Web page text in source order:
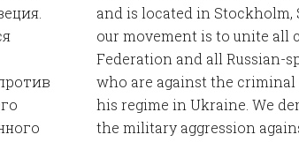
and is located in
our movement is to unite all
Federation and all Russian-
who are against the criminal
his regime in Ukraine. We
the military aggression